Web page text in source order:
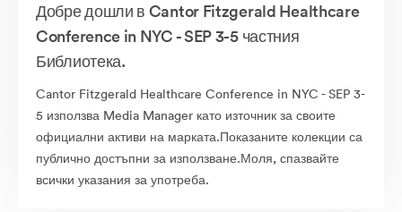
Добре дошли в Cantor Fitzgerald Healthcare
Conference in NYC - SEP 3-5 частния
Библиотека.
Cantor Fitzgerald Healthcare Conference in NYC - SEP 3-
5 използва Media Manager като източник за своите
официални активи на марката.Показаните колекции са
публично достъпни за използване.Моля, спазвайте
всички указания за употреба.